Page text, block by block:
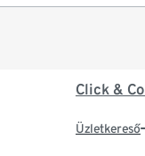
Click &
Üzletkereső